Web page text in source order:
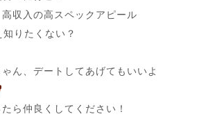
収入の高スペックアピール
りたくない？
ん、デートしてあげてもいいよ
ら仲良くしてください！